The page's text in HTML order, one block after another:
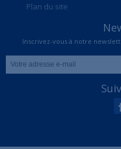
Plan du site
Inscrivez-vous à notre